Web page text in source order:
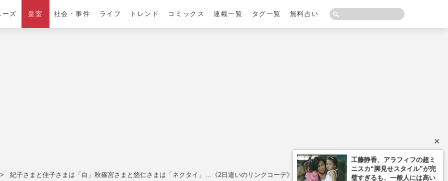
ーズ 皇室 社会・事件 ライフ トレンド コミックス 連載一覧 タグ一覧 無料占い
紀子さまと佳子さまは「白」秋篠宮さまと悠仁さまは「ネクタイ」…《2日違いのリンクコーデ》でみせた家族の絆
×